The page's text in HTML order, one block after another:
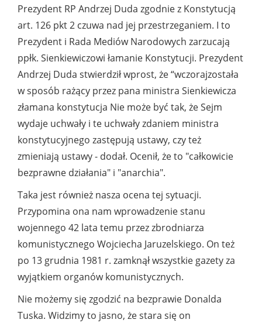
Prezydent RP Andrzej Duda zgodnie z Konstytucją
art. 126 pkt 2 czuwa nad jej przestrzeganiem. I to
Prezydent i Rada Mediów Narodowych zarzucają
ppłk. Sienkiewiczowi łamanie Konstytucji. Prezydent
Andrzej Duda stwierdził wprost, że “wczorajzostała
w sposób rażący przez pana ministra Sienkiewicza
złamana konstytucja Nie może być tak, że Sejm
wydaje uchwały i te uchwały zdaniem ministra
konstytucyjnego zastępują ustawy, czy też
zmieniają ustawy - dodał. Ocenił, że to "całkowicie
bezprawne działania" i "anarchia".
Taka jest również nasza ocena tej sytuacji.
Przypomina ona nam wprowadzenie stanu
wojennego 42 lata temu przez zbrodniarza
komunistycznego Wojciecha Jaruzelskiego. On też
po 13 grudnia 1981 r. zamknął wszystkie gazety za
wyjątkiem organów komunistycznych.
Nie możemy się zgodzić na bezprawie Donalda
Tuska. Widzimy to jasno, że stara się on